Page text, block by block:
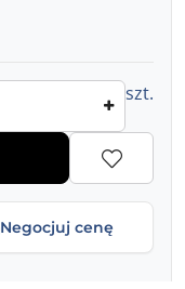
szt.
Negocjuj cenę